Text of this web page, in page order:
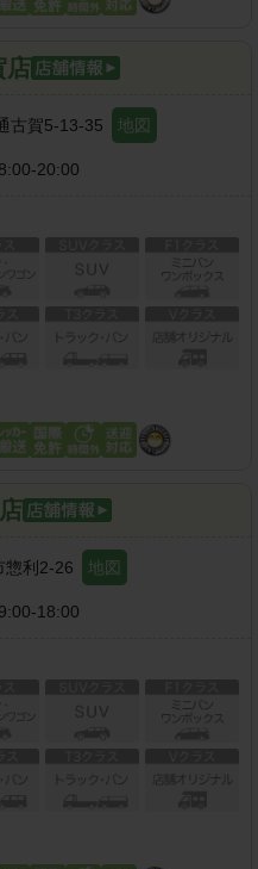
店
古賀5-13-35 地図
20:00
惣利2-26 地図
18:00